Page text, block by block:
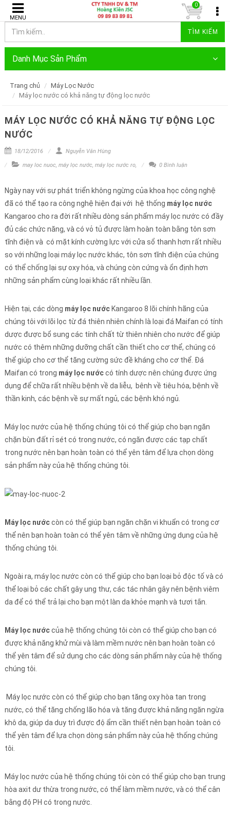
MENU
TÌM KIẾM
0
Danh Mục Sản Phẩm
Trang chủ
Máy Lọc Nước
Máy lọc nước có khả năng tự động lọc nước
MÁY LỌC NƯỚC CÓ KHẢ NĂNG TỰ ĐỘNG LỌC
NƯỚC
18/12/2016 Nguyễn Văn Hùng
may loc nuoc, máy lọc nước, máy lọc nước ro, 0 Bình luận
Ngày nay với sự phát triển không ngừng của khoa học công nghệ
đã có thể tạo ra công nghệ hiện đại với hệ thống máy lọc nước
Kangaroo cho ra đời rất nhiều dòng sản phẩm máy lọc nước có đầy
đủ các chức năng, và có vỏ tủ được làm hoàn toàn bằng tôn sơn
tĩnh điện và có mặt kính cường lực với cửa sổ thanh hơn rất nhiều
so với những loại máy lọc nước khác, tôn sơn tĩnh điện của chúng
có thể chống lại sự oxy hóa, và chúng còn cứng và ổn định hơn
những sản phẩm cùng loại khác rất nhiều lần.
Hiện tại, các dòng máy lọc nướcKangaroo 8 lõi chính hãng của
chúng tôi với lõi lọc từ đá thiên nhiên chính là loại đá Maifan có tính
dược được bổ sung các tính chất từ thiên nhiên cho nước để giúp
nước có thêm những dưỡng chất cần thiết cho cơ thể, chúng có
thể giúp cho cơ thể tăng cường sức đề kháng cho cơ thể. Đá
Maifan có trong máy lọc nướccó tính dược nên chúng được ứng
dụng để chữa rất nhiều bệnh về da liễu, bênh về tiêu hóa, bệnh về
thần kinh, các bệnh về sự mất ngủ, các bệnh khó ngủ.
Máy lọc nước của hệ thống chúng tôi có thể giúp cho bạn ngăn
chặn bùn đất rỉ sét có trong nước, có ngăn được các tạp chất
trong nước nên bạn hoàn toàn có thể yên tâm để lựa chọn dòng
sản phẩm này của hệ thống chúng tôi.
Máy lọc nướccòn có thể giúp bạn ngăn chặn vi khuẩn có trong cơ
thể nên bạn hoàn toàn có thể yên tâm về những ứng dụng của hệ
thống chúng tôi.
Ngoài ra, máy lọc nước còn có thể giúp cho bạn loại bỏ độc tố và có
thể loại bỏ các chất gây ung thư, các tác nhân gây nên bệnh viêm
da để có thể trả lại cho bạn một làn da khỏe mạnh và tươi tắn.
Máy lọc nướccủa hệ thống chúng tôi còn có thể giúp cho bạn có
được khả năng khử mùi và làm mềm nước nên bạn hoàn toàn có
thể yên tâm để sử dụng cho các dòng sản phẩm này của hệ thống
chúng tôi.
Máy lọc nước còn có thể giúp cho bạn tăng oxy hòa tan trong
nước, có thể tăng chống lão hóa và tăng được khả năng ngăn ngừa
khô da, giúp da duy trì được độ ẩm cần thiết nên bạn hoàn toàn có
thể yên tâm để lựa chọn dòng sản phẩm này của hệ thống chúng
tôi.
Máy lọc nước của hệ thống chúng tôi còn có thể giúp cho bạn trung
hòa axit dư thừa trong nước, có thể làm mềm nước, và có thể cân
bằng độ PH có trong nước.